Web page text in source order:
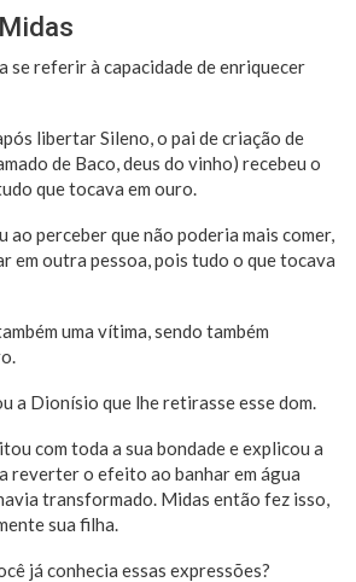
se referir à capacidade de enriquecer
libertar Sileno, o pai de criação de
de Baco, deus do vinho) recebeu o
que tocava em ouro.
ao perceber que não poderia mais comer,
em outra pessoa, pois tudo o que tocava
uma vítima, sendo também
a Dionísio que lhe retirasse esse dom.
com toda a sua bondade e explicou a
reverter o efeito ao banhar em água
transformado. Midas então fez isso,
sua filha.
já conhecia essas expressões?